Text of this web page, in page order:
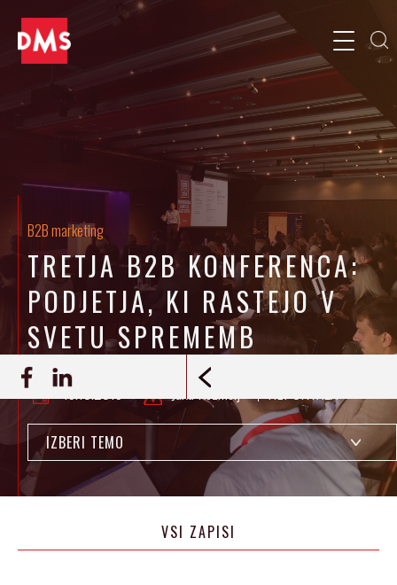
B2B marketing
TRETJA B2B KONFERENCA:
PODJETJA, KI RASTEJO V
SVETU SPREMEMB
15.10.2019 Jaka Kozmelj
IZBERI TEMO
VSI ZAPISI